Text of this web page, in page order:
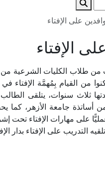
على الإفتاء
الإفتاء
من طلاب الكليات الشرعية
من القيام بِمُهمَّة الإفتاء
ثلاث سنوات، يتلقى
أساتذة جامعة الأزهر،
على مهارات الإفتاء تحت
التدريب على الإفتاء بدار